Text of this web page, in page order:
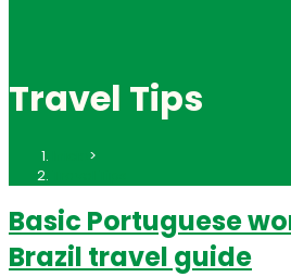
Travel Tips
>
Basic Portuguese
Brazil travel guide